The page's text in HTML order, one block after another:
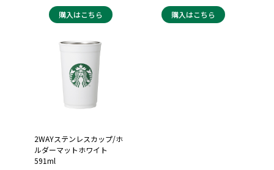
購入はこちら 購入はこちら
2WAYステンレスカップ/ホ
ルダーマットホワイト
591ml